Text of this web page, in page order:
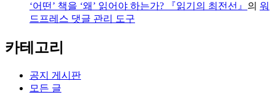
‘어떤’ 책을 ‘왜’ 읽어야 하는가? 『읽기의 최전선』 의 워
드프레스 댓글 관리 도구
카테고리
공지 게시판
모든 글